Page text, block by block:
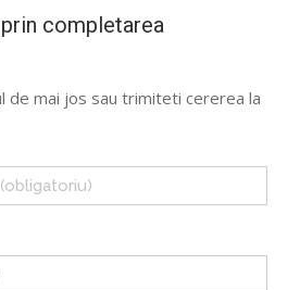
completarea
de mai jos sau trimiteti cererea la